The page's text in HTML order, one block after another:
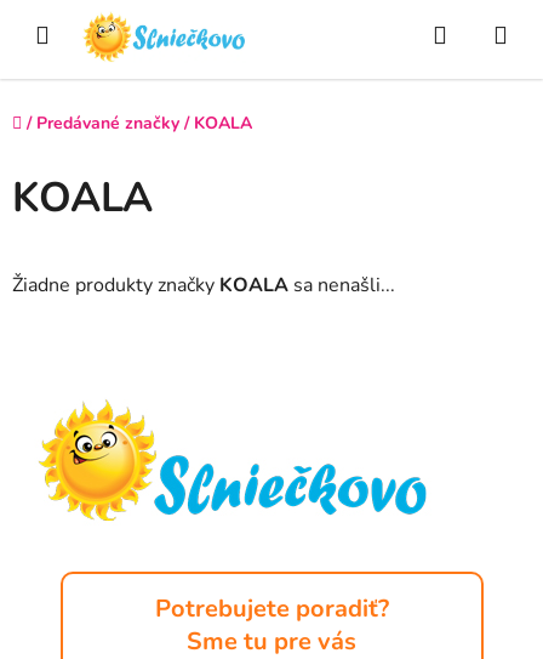
Hľadať
Domov
/ Predávané značky / KOALA
KOALA
Žiadne produkty značky KOALA sa nenašli...
Potrebujete poradiť?
Sme tu pre vás